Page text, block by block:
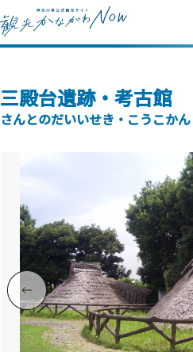
三殿台遺跡・考古館
さんとのだいいせき・こうこかん